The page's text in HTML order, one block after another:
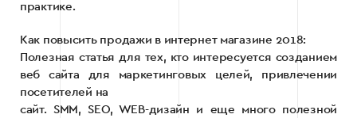
практике.
Как повысить продажи в интернет магазине 2018:
Полезная статья для тех, кто интересуется созданием
веб сайта для маркетинговых целей, привлечении
посетителей на
сайт. SMM, SEO, WEB-дизайн и еще много полезной